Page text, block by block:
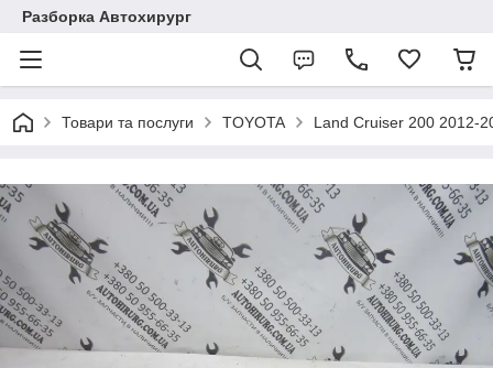
Разборка Автохирург
Товари та послуги TOYOTA Land Cruiser 200 2012-